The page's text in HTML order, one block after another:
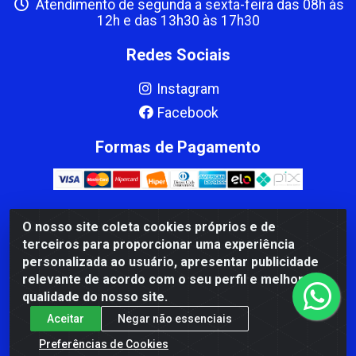
O nosso site coleta cookies próprios e de
terceiros para proporcionar uma experiência
personalizada ao usuário, apresentar publicidade
relevante de acordo com o seu perfil e melhorar a
qualidade do nosso site.
Aceitar
Negar não essenciais
Preferências de Cookies
Atendimento de segunda a sexta-feira das 08h às
12h e das 13h30 às 17h30
Redes Sociais
Instagram
Facebook
Formas de Pagamento
CBP MACEDO COMERCIO PEÇAS LTDA Matriz - av Mauro
Miranda Madureira, 1249 - Coramara , Cachoeiro de
Itapemirim/ES - CEP 29.311-310 - CNPJ 00.502.680/0001-41